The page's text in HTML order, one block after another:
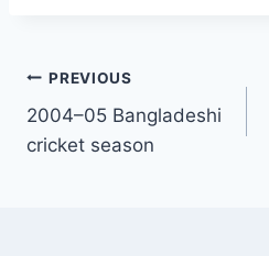
Post
navigation
PREVIOUS
2004–05 Bangladeshi
cricket season